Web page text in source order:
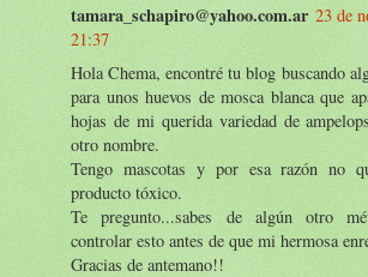
tamara_schapiro@yahoo.com.ar 23 de
21:37
Hola Chema, encontré tu blog buscando
para unos huevos de mosca blanca que
hojas de mi querida variedad de
otro nombre.
Tengo mascotas y por esa razón no
producto tóxico.
Te pregunto...sabes de algún otro
controlar esto antes de que mi hermosa
Gracias de antemano!!